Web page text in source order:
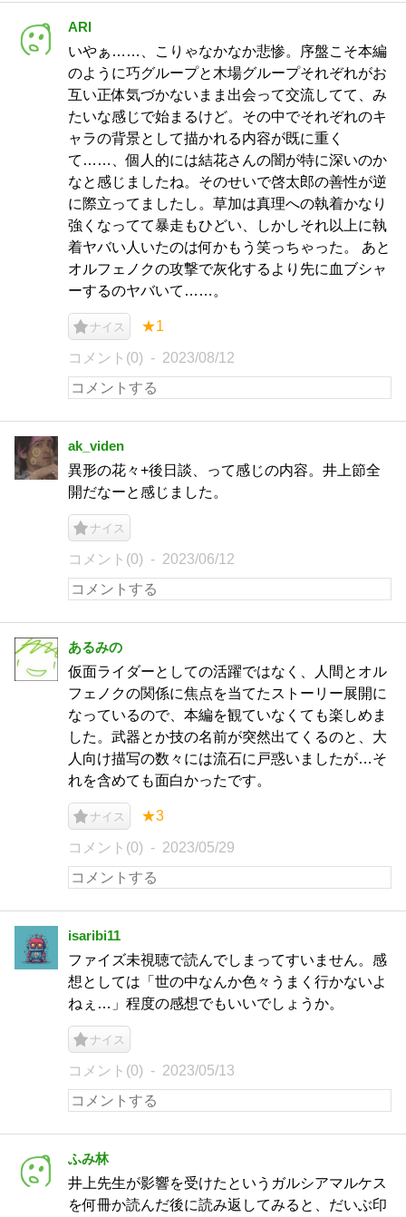
ARI
いやぁ……、こりゃなかなか悲惨。序盤こそ本編
のように巧グループと木場グループそれぞれがお
互い正体気づかないまま出会って交流してて、み
たいな感じで始まるけど。その中でそれぞれのキ
ャラの背景として描かれる内容が既に重く
て……、個人的には結花さんの闇が特に深いのか
なと感じましたね。そのせいで啓太郎の善性が逆
に際立ってましたし。草加は真理への執着かなり
強くなってて暴走もひどい、しかしそれ以上に執
着ヤバい人いたのは何かもう笑っちゃった。 あと
オルフェノクの攻撃で灰化するより先に血ブシャ
ーするのヤバいて……。
ナイス ★1
コメント(0) 2023/08/12
ak_viden
異形の花々+後日談、って感じの内容。井上節全
開だなーと感じました。
ナイス
コメント(0) 2023/06/12
あるみの
仮面ライダーとしての活躍ではなく、人間とオル
フェノクの関係に焦点を当てたストーリー展開に
なっているので、本編を観ていなくても楽しめま
した。武器とか技の名前が突然出てくるのと、大
人向け描写の数々には流石に戸惑いましたが…そ
れを含めても面白かったです。
ナイス ★3
コメント(0) 2023/05/29
isaribi11
ファイズ未視聴で読んでしまってすいません。感
想としては「世の中なんか色々うまく行かないよ
ねぇ…」程度の感想でもいいでしょうか。
ナイス
コメント(0) 2023/05/13
ふみ林
井上先生が影響を受けたというガルシアマルケス
を何冊か読んだ後に読み返してみると、だいぶ印